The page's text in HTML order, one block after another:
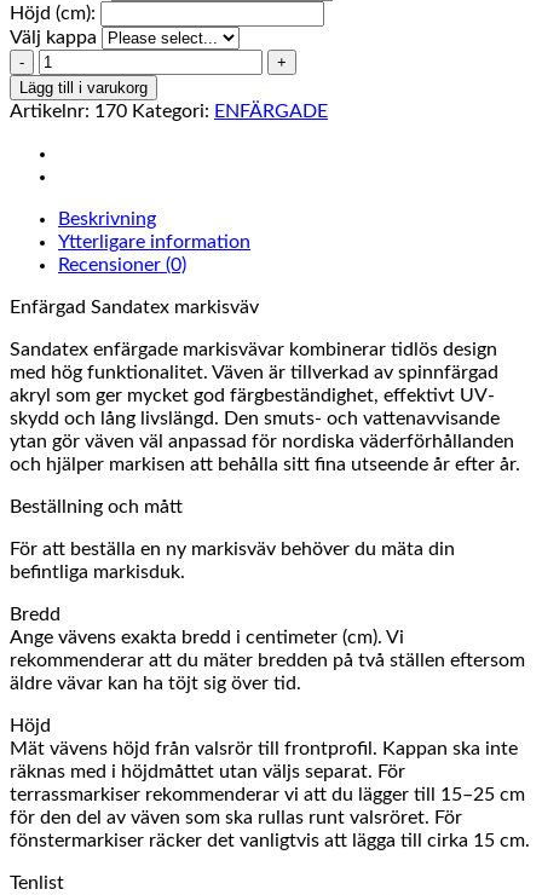
Höjd (cm):
Välj kappa
Sandatex
72
mängd
Lägg till i varukorg
Artikelnr: 170 Kategori: ENFÄRGADE
Beskrivning
Ytterligare information
Recensioner (0)
Enfärgad Sandatex markisväv
Sandatex enfärgade markisvävar kombinerar tidlös design
med hög funktionalitet. Väven är tillverkad av spinnfärgad
akryl som ger mycket god färgbeständighet, effektivt UV-
skydd och lång livslängd. Den smuts- och vattenavvisande
ytan gör väven väl anpassad för nordiska väderförhållanden
och hjälper markisen att behålla sitt fina utseende år efter år.
Beställning och mått
För att beställa en ny markisväv behöver du mäta din
befintliga markisduk.
Bredd
Ange vävens exakta bredd i centimeter (cm). Vi
rekommenderar att du mäter bredden på två ställen eftersom
äldre vävar kan ha töjt sig över tid.
Höjd
Mät vävens höjd från valsrör till frontprofil. Kappan ska inte
räknas med i höjdmåttet utan väljs separat. För
terrassmarkiser rekommenderar vi att du lägger till 15–25 cm
för den del av väven som ska rullas runt valsröret. För
fönstermarkiser räcker det vanligtvis att lägga till cirka 15 cm.
Tenlist